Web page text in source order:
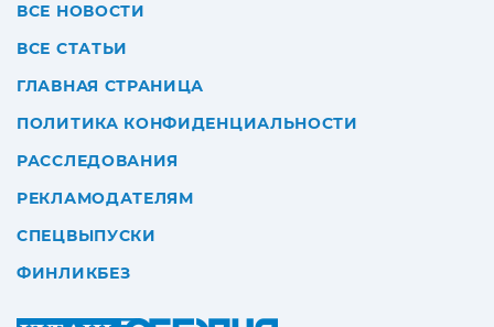
ВСЕ НОВОСТИ
ВСЕ СТАТЬИ
ГЛАВНАЯ СТРАНИЦА
ПОЛИТИКА КОНФИДЕНЦИАЛЬНОСТИ
РАССЛЕДОВАНИЯ
РЕКЛАМОДАТЕЛЯМ
СПЕЦВЫПУСКИ
ФИНЛИКБЕЗ